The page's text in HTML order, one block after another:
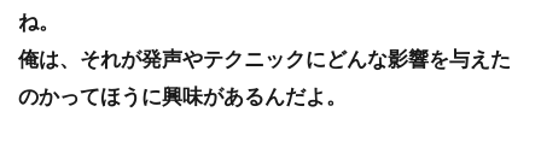
ね。
俺は、それが発声やテクニックにどんな影響を与えた
のかってほうに興味があるんだよ。